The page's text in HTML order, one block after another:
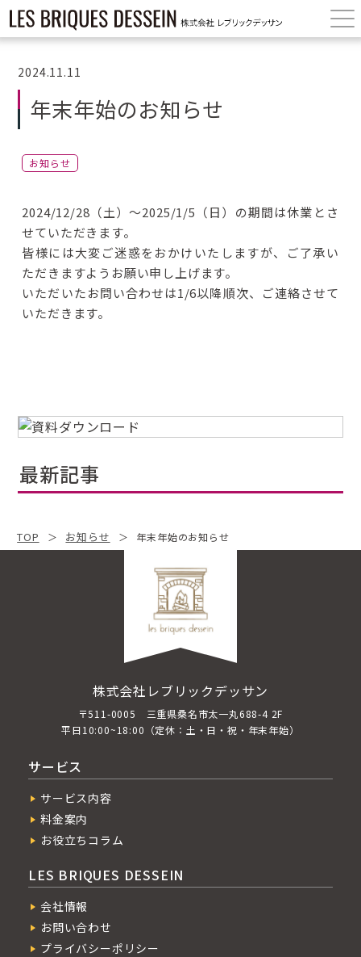
2024.11.11
年末年始のお知らせ
お知らせ
2024/12/28（土）〜2025/1/5（日）の期間は休業とさ
せていただきます。
皆様には大変ご迷惑をおかけいたしますが、ご了承い
ただきますようお願い申し上げます。
いただいたお問い合わせは1/6以降順次、ご連絡させて
いただきます。
最新記事
TOP お知らせ 年末年始のお知らせ
株式会社レブリックデッサン
〒511-0005 三重県桑名市太一丸688-4 2F
平日10:00~18:00（定休：土・日・祝・年末年始）
サービス
サービス内容
料金案内
お役立ちコラム
LES BRIQUES DESSEIN
会社情報
お問い合わせ
プライバシーポリシー